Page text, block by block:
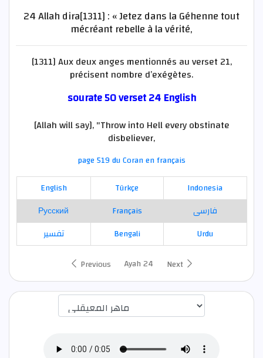
24 Allah dira[1311] : « Jetez dans la Géhenne tout
mécréant rebelle à la vérité,
[1311] Aux deux anges mentionnés au verset 21,
précisent nombre d’exégètes.
sourate 50 verset 24 English
[Allah will say], "Throw into Hell every obstinate
disbeliever,
page 519 du Coran en français
English
Türkçe
Indonesia
Русский
Français
فارسی
تفسير
Bengali
Urdu
Previous
Ayah 24 Next